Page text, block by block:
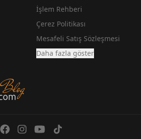
İşlem Rehberi
Çerez Politikası
Mesafeli Satış Sözleşmesi
Daha fazla göster